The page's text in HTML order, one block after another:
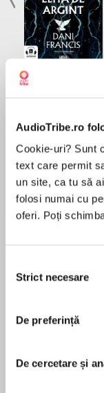
AudioTribe.ro
Cookie-uri? Sunt
text care permit
un site, ca tu să
folosi numai cu
oferi. Poți
consimțământului
Strict necesare
De preferință
De cercetare și
Elita de Argint (Elita
Despre
A cautionary
Christie,
Westmacott.
novels, also
suspense
expectations
MAI MULT
În acest
Agatha